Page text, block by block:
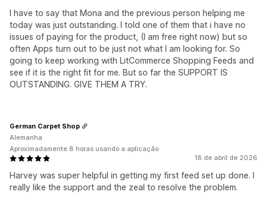
I have to say that Mona and the previous person helping me
today was just outstanding. I told one of them that i have no
issues of paying for the product, (I am free right now) but so
often Apps turn out to be just not what I am looking for. So
going to keep working with LitCommerce Shopping Feeds and
see if it is the right fit for me. But so far the SUPPORT IS
OUTSTANDING. GIVE THEM A TRY.
18 de abril de 2026
Harvey was super helpful in getting my first feed set up done. I
really like the support and the zeal to resolve the problem.
German Carpet Shop
Alemanha
Aproximadamente 8 horas usando a aplicação